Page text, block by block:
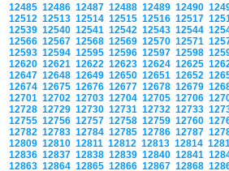
12485 12486 12487 12488 12489 12490
12512 12513 12514 12515 12516 12517
12539 12540 12541 12542 12543 12544
12566 12567 12568 12569 12570 12571
12593 12594 12595 12596 12597 12598
12620 12621 12622 12623 12624 12625
12647 12648 12649 12650 12651 12652
12674 12675 12676 12677 12678 12679
12701 12702 12703 12704 12705 12706
12728 12729 12730 12731 12732 12733
12755 12756 12757 12758 12759 12760
12782 12783 12784 12785 12786 12787
12809 12810 12811 12812 12813 12814
12836 12837 12838 12839 12840 12841
12863 12864 12865 12866 12867 12868